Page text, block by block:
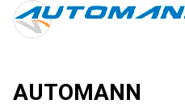
AUTOMANN